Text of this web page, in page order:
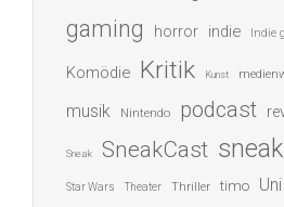
gaming horror indie Indie
Komödie Kritik Kunst
musik Nintendo podcast
Sneak SneakCast
Star Wars Theater Thriller timo